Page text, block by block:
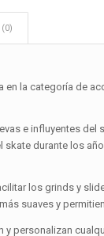
en la categoría de
e influyentes del
skate durante los
los grinds y
suaves y
personalizan